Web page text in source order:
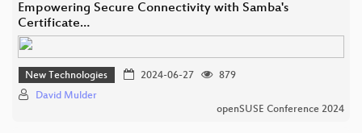
Empowering Secure Connectivity with Samba's
Certificate…
New Technologies 2024-06-27
879
David Mulder
openSUSE Conference 2024